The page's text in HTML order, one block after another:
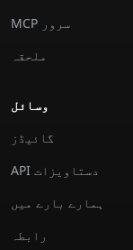
MCP سرور
ملحقہ
وسائل
گائیڈز
API دستاویزات
ہمارے بارے میں
رابطہ